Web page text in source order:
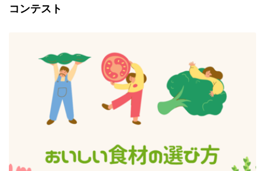
コンテスト